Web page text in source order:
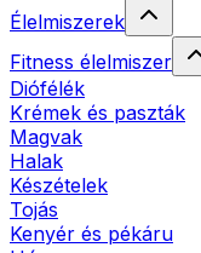
Élelmiszerek
Fitness élelmiszer
Diófélék
Krémek és paszták
Magvak
Halak
Készételek
Tojás
Kenyér és pékáru